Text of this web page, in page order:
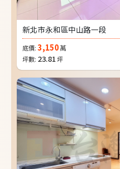
新北市永和區中山路一段
底價: 3,150萬
坪數: 23.81坪